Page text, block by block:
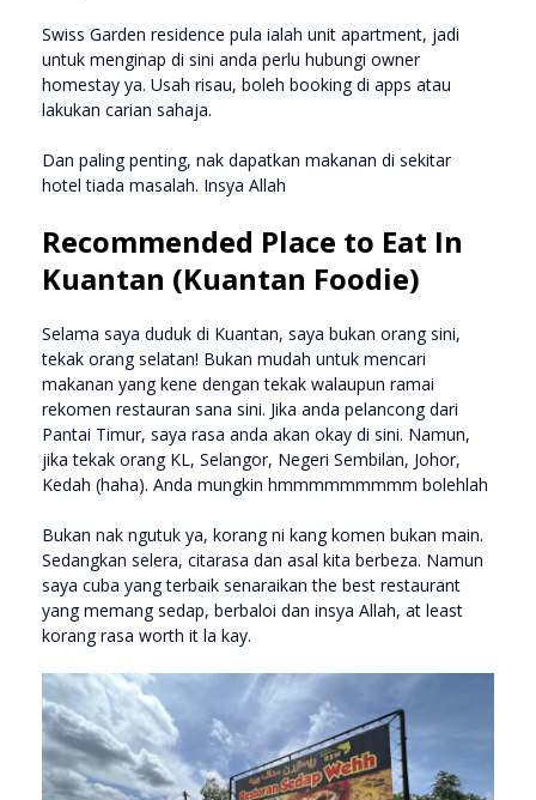
Swiss Garden residence pula ialah unit apartment, jadi
untuk menginap di sini anda perlu hubungi owner
homestay ya. Usah risau, boleh booking di apps atau
lakukan carian sahaja.
Dan paling penting, nak dapatkan makanan di sekitar
hotel tiada masalah. Insya Allah
Recommended Place to Eat In
Kuantan (Kuantan Foodie)
Selama saya duduk di Kuantan, saya bukan orang sini,
tekak orang selatan! Bukan mudah untuk mencari
makanan yang kene dengan tekak walaupun ramai
rekomen restauran sana sini. Jika anda pelancong dari
Pantai Timur, saya rasa anda akan okay di sini. Namun,
jika tekak orang KL, Selangor, Negeri Sembilan, Johor,
Kedah (haha). Anda mungkin hmmmmmmmmm bolehlah
Bukan nak ngutuk ya, korang ni kang komen bukan main.
Sedangkan selera, citarasa dan asal kita berbeza. Namun
saya cuba yang terbaik senaraikan the best restaurant
yang memang sedap, berbaloi dan insya Allah, at least
korang rasa worth it la kay.